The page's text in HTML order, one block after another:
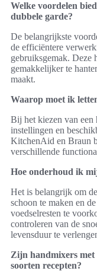
Welke voordelen
dubbele garde?
De belangrijkste
de efficiëntere
gebruiksgemak. Deze
gemakkelijker te
maakt.
Waarop moet ik
Bij het kiezen van een
instellingen en
KitchenAid en Braun
verschillende
Hoe onderhoud ik
Het is belangrijk om
schoon te maken en
voedselresten te
controleren van de
levensduur te
Zijn handmixers met
soorten recepten?